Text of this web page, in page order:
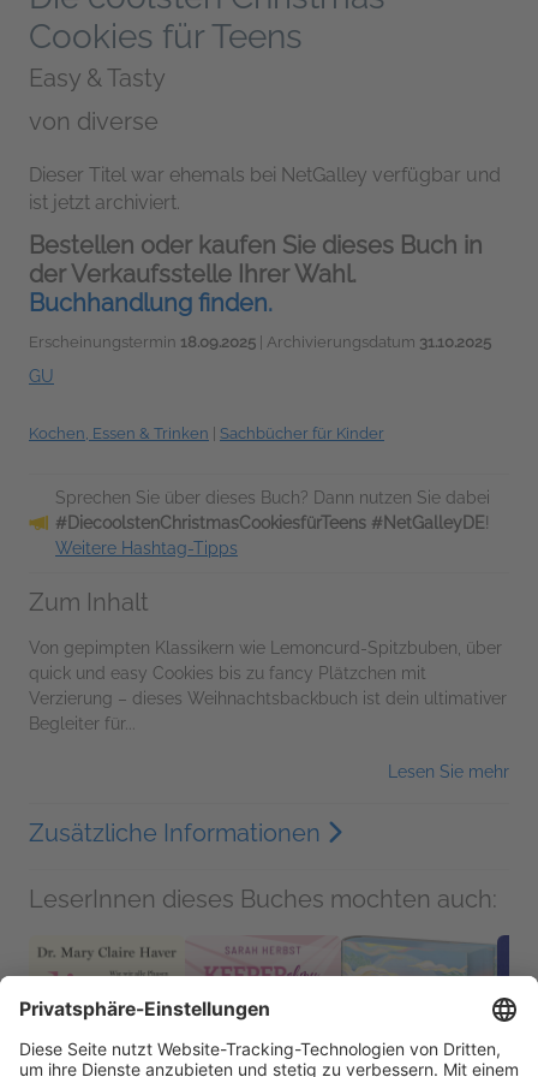
Cookies für Teens
Easy & Tasty
von diverse
Dieser Titel war ehemals bei NetGalley verfügbar und
ist jetzt archiviert.
Bestellen oder kaufen Sie dieses Buch in
der Verkaufsstelle Ihrer Wahl.
Buchhandlung finden.
Erscheinungstermin 18.09.2025 | Archivierungsdatum 31.10.2025
GU
Kochen, Essen & Trinken Sachbücher für Kinder
Sprechen Sie über dieses Buch? Dann nutzen Sie dabei
#DiecoolstenChristmasCookiesfürTeens #NetGalleyDE!
Weitere Hashtag-Tipps
Zum Inhalt
Von gepimpten Klassikern wie Lemoncurd-Spitzbuben, über
quick und easy Cookies bis zu fancy Plätzchen mit
Verzierung – dieses Weihnachtsbackbuch ist dein ultimativer
Begleiter für...
Lesen Sie mehr
Zusätzliche Informationen
LeserInnen dieses Buches mochten auch: